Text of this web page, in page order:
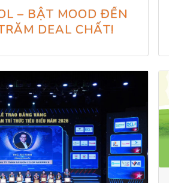
– BẬT MOOD ĐẾN
DEAL CHẤT!